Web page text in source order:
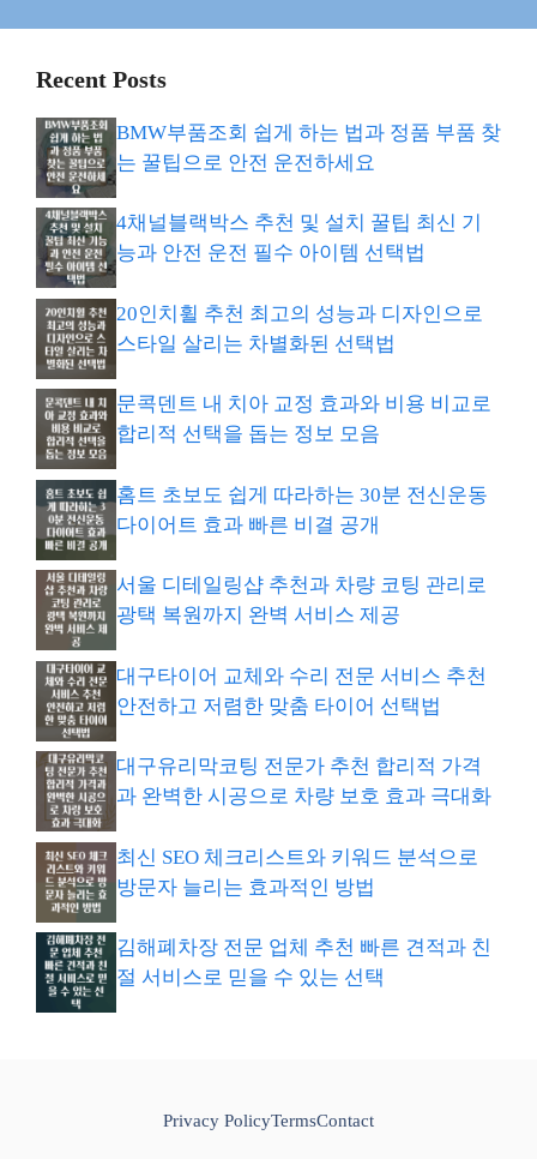
Recent Posts
BMW부품조회 쉽게 하는 법과 정품 부품 찾
는 꿀팁으로 안전 운전하세요
4채널블랙박스 추천 및 설치 꿀팁 최신 기
능과 안전 운전 필수 아이템 선택법
20인치휠 추천 최고의 성능과 디자인으로
스타일 살리는 차별화된 선택법
문콕덴트 내 치아 교정 효과와 비용 비교로
합리적 선택을 돕는 정보 모음
홈트 초보도 쉽게 따라하는 30분 전신운동
다이어트 효과 빠른 비결 공개
서울 디테일링샵 추천과 차량 코팅 관리로
광택 복원까지 완벽 서비스 제공
대구타이어 교체와 수리 전문 서비스 추천
안전하고 저렴한 맞춤 타이어 선택법
대구유리막코팅 전문가 추천 합리적 가격
과 완벽한 시공으로 차량 보호 효과 극대화
최신 SEO 체크리스트와 키워드 분석으로
방문자 늘리는 효과적인 방법
김해폐차장 전문 업체 추천 빠른 견적과 친
절 서비스로 믿을 수 있는 선택
Privacy PolicyTermsContact